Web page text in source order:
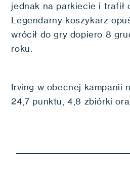
jednak na parkiecie i trafił
Legendarny koszykarz
wrócił do gry dopiero 8
roku.
Irving w obecnej kampanii
24,7 punktu, 4,8 zbiórki